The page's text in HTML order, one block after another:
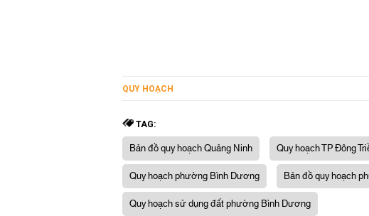
QUY HOẠCH
TAG:
Bản đồ quy hoạch Quảng Ninh Quy hoạch TP Đông
Quy hoạch phường Bình Dương
Bản đồ quy hoạch
Quy hoạch sử dụng đất phường Bình Dương